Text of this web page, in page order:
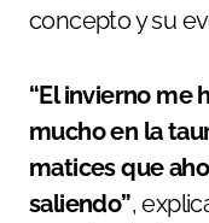
concepto y su
“El invierno me
mucho en la
matices que
saliendo”,